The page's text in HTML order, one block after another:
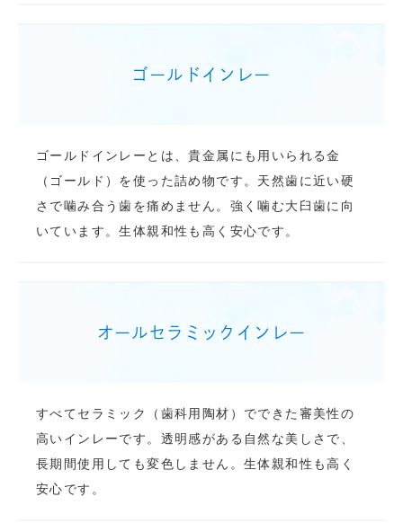
ゴールドインレー
ゴールドインレーとは、貴金属にも用いられる金
（ゴールド）を使った詰め物です。天然歯に近い硬
さで噛み合う歯を痛めません。強く噛む大臼歯に向
いています。生体親和性も高く安心です。
オールセラミックインレー
すべてセラミック（歯科用陶材）でできた審美性の
高いインレーです。透明感がある自然な美しさで、
長期間使用しても変色しません。生体親和性も高く
安心です。